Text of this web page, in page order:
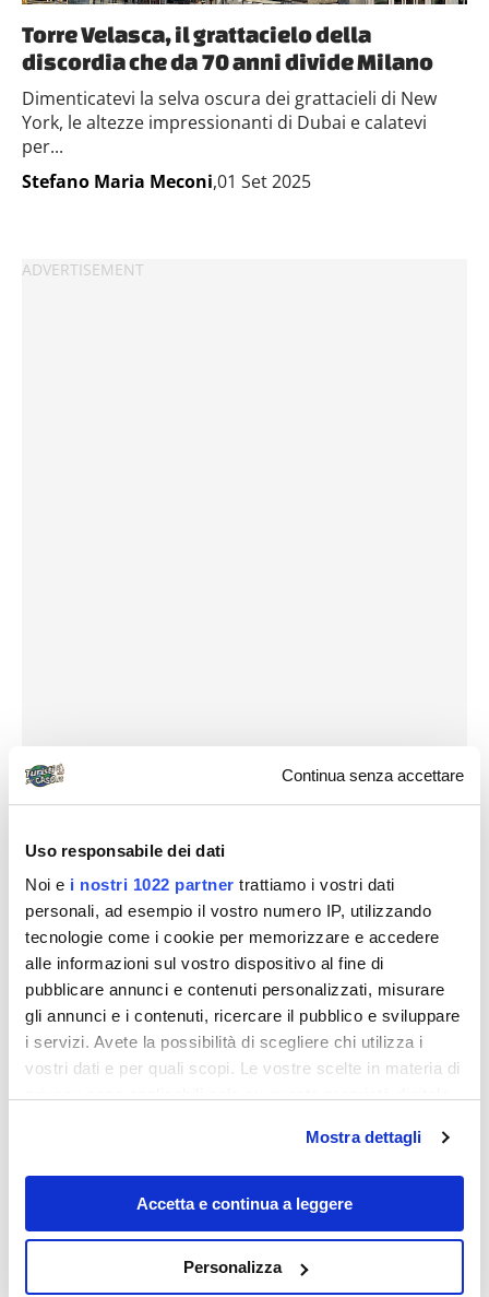
Continua senza accettare
Uso responsabile dei dati
Noi e i nostri 1022 partner trattiamo i vostri dati
personali, ad esempio il vostro numero IP, utilizzando
tecnologie come i cookie per memorizzare e accedere
alle informazioni sul vostro dispositivo al fine di
pubblicare annunci e contenuti personalizzati, misurare
gli annunci e i contenuti, ricercare il pubblico e sviluppare
i servizi. Avete la possibilità di scegliere chi utilizza i
vostri dati e per quali scopi. Le vostre scelte in materia di
modificare o revocare il proprio consenso in qualsiasi
momento dalla Dichiarazione sui cookie o facendo clic
sull'icona di attivazione della privacy.
raccogliere informazioni sulla tua posizione
Mostra dettagli
Accetta e continua a leggere
Personalizza
Torre Velasca, il grattacielo della
discordia che da 70 anni divide Milano
Dimenticatevi la selva oscura dei grattacieli di New
York, le altezze impressionanti di Dubai e calatevi
per...
Stefano Maria Meconi,01 Set 2025
Destinazioni
Più di Fiuggi e di Viterbo, sono loro le
antiche terme di Roma che ogni local